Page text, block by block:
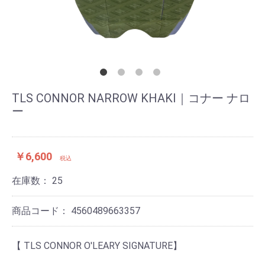
TLS CONNOR NARROW KHAKI｜コナー ナロ
ー
￥6,600 税込
在庫数： 25
商品コード： 4560489663357
【 TLS CONNOR O'LEARY SIGNATURE】